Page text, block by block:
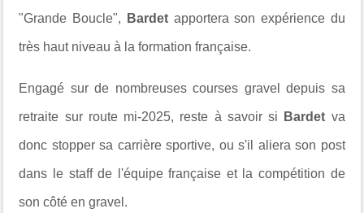
"Grande Boucle", Bardet apportera son expérience du
très haut niveau à la formation française.
Engagé sur de nombreuses courses gravel depuis sa
retraite sur route mi-2025, reste à savoir si Bardet va
donc stopper sa carrière sportive, ou s'il aliera son post
dans le staff de l'équipe française et la compétition de
son côté en gravel.